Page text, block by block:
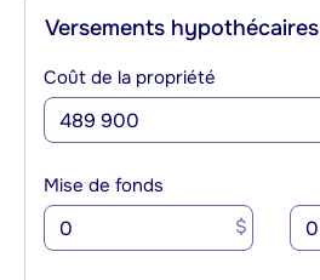
Versements hypothécaires
Coût de la propriété
Mise de fonds
$